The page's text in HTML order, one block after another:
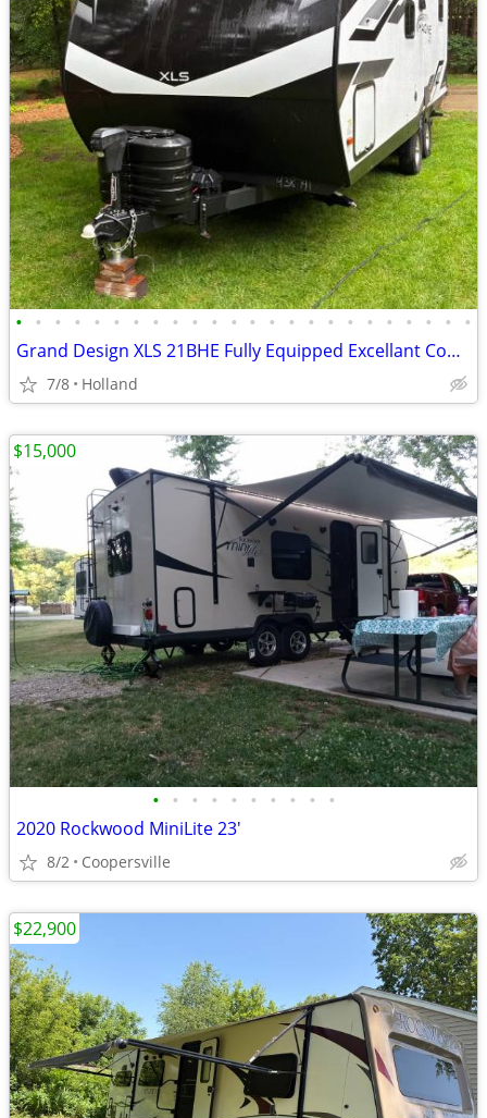
• • • • • • • • • • • • • • • • • • • • • • • •
Grand Design XLS 21BHE Fully Equipped Excellant Conditio
7/8 Holland
• • • • • • • • • •
2020 Rockwood MiniLite 23'
8/2 Coopersville
$15,000
$22,900